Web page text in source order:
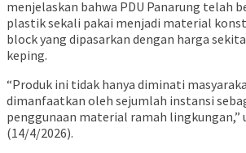
menjelaskan bahwa PDU Panarung telah
plastik sekali pakai menjadi material
block yang dipasarkan dengan harga
keping.
“Produk ini tidak hanya diminati
dimanfaatkan oleh sejumlah instansi
penggunaan material ramah lingkungan,”
(14/4/2026).